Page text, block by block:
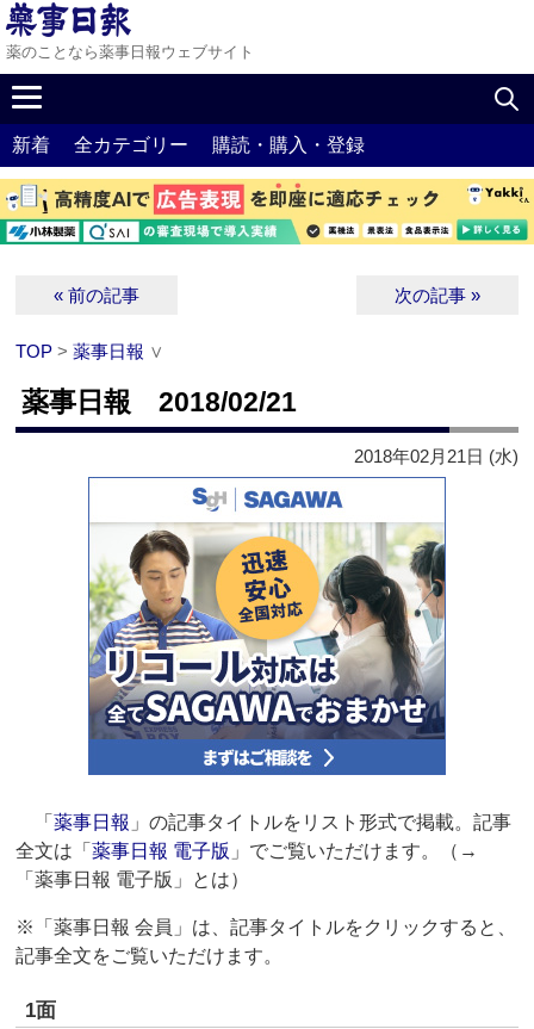
薬のことなら薬事日報ウェブサイト
新着 全カテゴリー 購読・購入・登録
« 前の記事 次の記事 »
TOP >薬事日報 ∨
薬事日報 2018/02/21
2018年02月21日 (水)
「薬事日報 」の記事タイトルをリスト形式で掲載。記事
全文は「薬事日報 電子版 」でご覧いただけます。（→
「薬事日報 電子版」とは）
※「薬事日報 会員」は、記事タイトルをクリックすると、
記事全文をご覧いただけます。
1面